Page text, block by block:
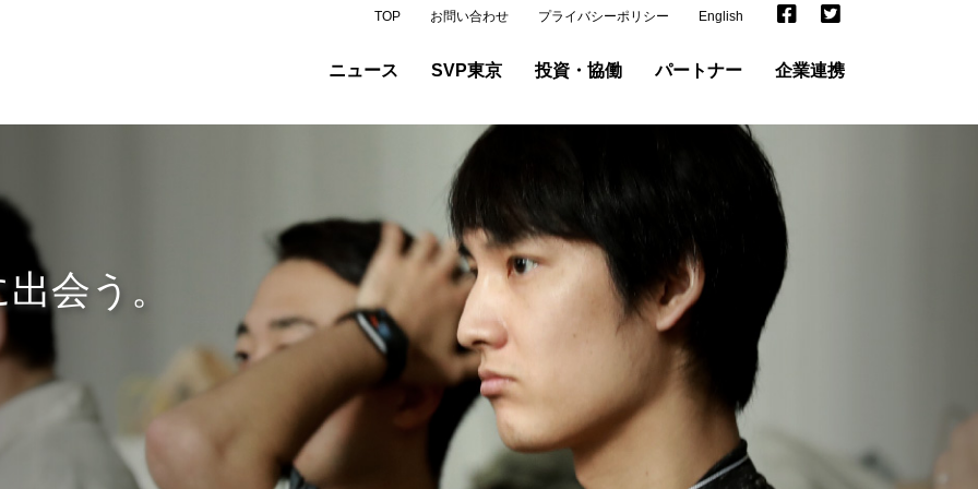
TOP お問い合わせ プライバシーポリシー English
ニュース SVP東京 投資・協働 パートナー 企業連携
未来を創る“仲間” に出会う。
“仲間” になる。